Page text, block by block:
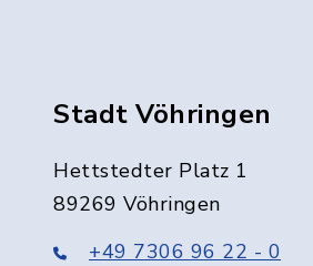
Stadt Vöhringen
Hettstedter Platz 1
89269 Vöhringen
+49 7306 96 22 - 0